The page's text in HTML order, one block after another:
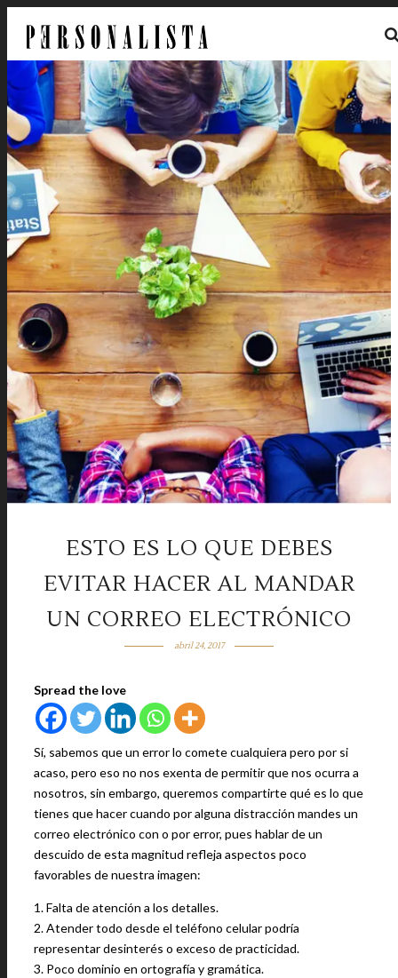
ESTO ES LO QUE DEBES
EVITAR HACER AL MANDAR
UN CORREO ELECTRÓNICO
abril 24, 2017
Spread the love
Sí, sabemos que un error lo comete cualquiera pero por si
acaso, pero eso no nos exenta de permitir que nos ocurra a
nosotros, sin embargo, queremos compartirte qué es lo que
tienes que hacer cuando por alguna distracción mandes un
correo electrónico con o por error, pues hablar de un
descuido de esta magnitud refleja aspectos poco
favorables de nuestra imagen:
1. Falta de atención a los detalles.
2. Atender todo desde el teléfono celular podría
representar desinterés o exceso de practicidad.
3. Poco dominio en ortografía y gramática.